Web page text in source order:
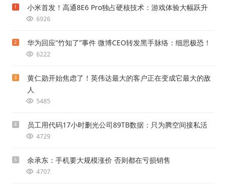
1 小米首发！高通8E6 Pro独占硬核技术：游戏体验大幅跃升
6926
2 华为回应“竹知了”事件 微博CEO转发黑手脉络：细思极恐！
6222
3
黄仁勋开始焦虑了！英伟达最大的客户正在变成它最大的敌
人
5485
4 员工用代码17小时删光公司89TB数据：只为腾空间接私活
4729
5 余承东：手机要大规模涨价 否则都在亏损销售
4707